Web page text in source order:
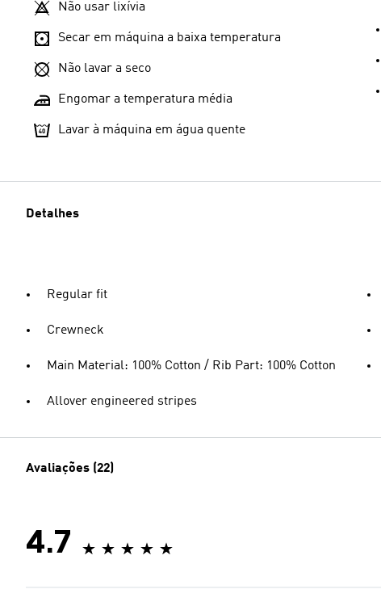
Não usar lixívia
Secar em máquina a baixa temperatura
Não lavar a seco
Engomar a temperatura média
Lavar à máquina em água quente
Detalhes
Regular fit
Crewneck
Main Material: 100% Cotton / Rib Part: 100% Cotton
Allover engineered stripes
Avaliações (22)
4.7